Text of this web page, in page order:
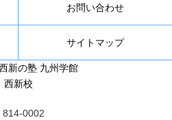
お問い合わせ
サイトマップ
814-0002